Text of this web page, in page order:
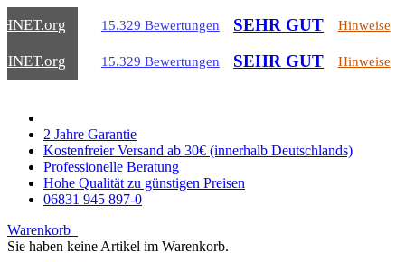
.org 15.329 Bewertungen SEHR GUT Hinweise
.org 15.329 Bewertungen SEHR GUT Hinweise
2 Jahre Garantie
Kostenfreier Versand ab 30€ (innerhalb Deutschlands)
Professionelle Beratung
Hohe Qualität zu günstigen Preisen
06831 945 897-0
Warenkorb
Sie haben keine Artikel im Warenkorb.